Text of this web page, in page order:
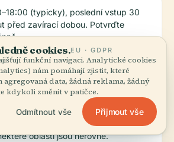
(typicky), poslední vstup 30
před zavírací dobou. Potvrďte
zdarma; prohlídky mohou
vstupenky.
Hlavní cesty jsou zpevněné, ale
oblasti jsou nerovné.
cookies.EU · GDPR
funkční navigaci. Analytické cookies
nám pomáhají zjistit, které
data, žádná reklama, žádný
kdykoli změnit v patičce.
Odmítnout vše Přijmout vše